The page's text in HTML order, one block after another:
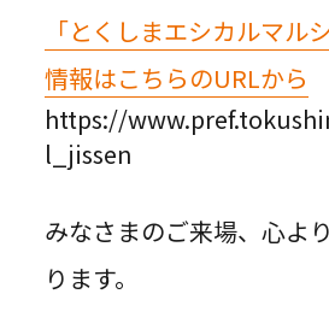
「とくしまエシカルマル
情報はこちらのURLから
https://
l_jissen
みなさまのご来場、心よ
ります。